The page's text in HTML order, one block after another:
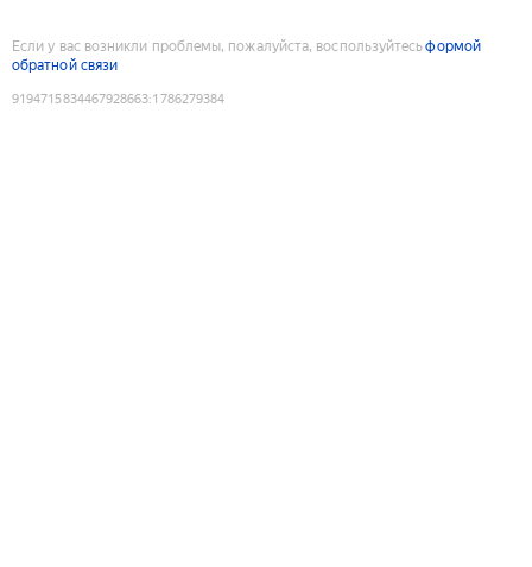
Если у вас возникли проблемы, пожалуйста, воспользуйтесьформой
обратной связи
9194715834467928663:1786279384